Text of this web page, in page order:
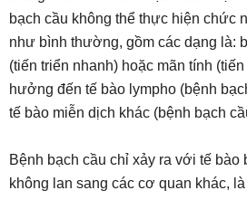
bạch cầu không thể thực hiện chức
như bình thường, gồm các dạng là:
(tiến triển nhanh) hoặc mãn tính
hưởng đến tế bào lympho (bệnh
tế bào miễn dịch khác (bệnh bạch
Bệnh bạch cầu chỉ xảy ra với tế bào
không lan sang các cơ quan khác,